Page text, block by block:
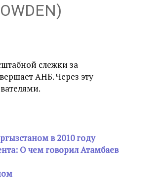
слежки за
АНБ. Через эту
в 2010 году
О чем говорил Атамбаев